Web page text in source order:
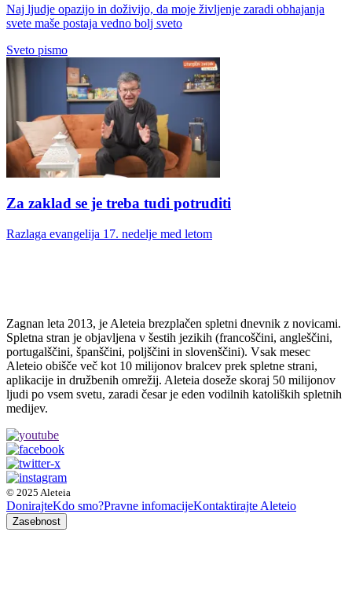
Naj ljudje opazijo in doživijo, da moje življenje zaradi obhajanja
svete maše postaja vedno bolj sveto
Sveto pismo
Za zaklad se je treba tudi potruditi
Razlaga evangelija 17. nedelje med letom
Zagnan leta 2013, je Aleteia brezplačen spletni dnevnik z novicami.
Spletna stran je objavljena v šestih jezikih (francoščini, angleščini,
portugalščini, španščini, poljščini in slovenščini). Vsak mesec
Aleteio obišče več kot 10 milijonov bralcev prek spletne strani,
aplikacije in družbenih omrežij. Aleteia doseže skoraj 50 milijonov
ljudi po vsem svetu, zaradi česar je eden vodilnih katoliških spletnih
medijev.
© 2025 Aleteia
DonirajteKdo smo?Pravne infomacijeKontaktirajte Aleteio
Zasebnost